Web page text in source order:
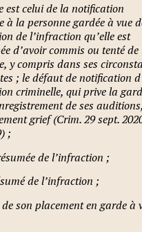
est celui de la notification
à la personne gardée à vue
de l’infraction qu’elle est
d’avoir commis ou tenté de
y compris dans ses
; le défaut de notification
criminelle, qui prive la
de ses
grief (Crim. 29 sept.
;
de l’infraction ;
de l’infraction ;
son placement en garde à